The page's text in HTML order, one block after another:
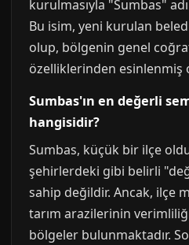
kurulmasıyla "Sumbas"
Bu isim, yeni kurulan
olup, bölgenin genel
özelliklerinden esinlenmiş
Sumbas'ın en değerli
hangisidir?
Sumbas, küçük bir ilçe
şehirlerdeki gibi belirli
sahip değildir. Ancak, ilçe
tarım arazilerinin
bölgeler bulunmaktadır.